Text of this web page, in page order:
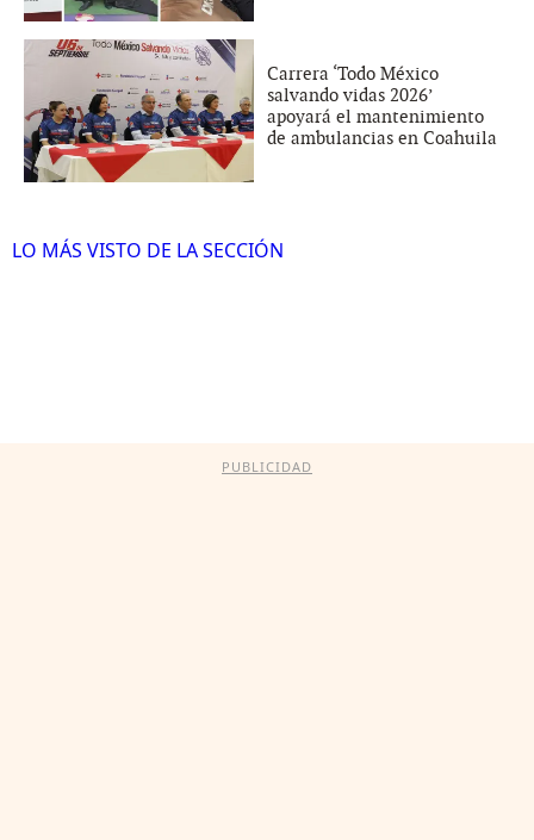
Carrera ‘Todo México
salvando vidas 2026’
apoyará el mantenimiento
de ambulancias en Coahuila
LO MÁS VISTO DE LA SECCIÓN
PUBLICIDAD